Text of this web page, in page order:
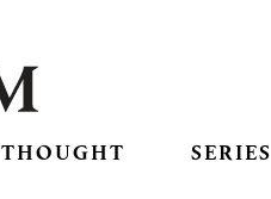
THOUGHT SERIES